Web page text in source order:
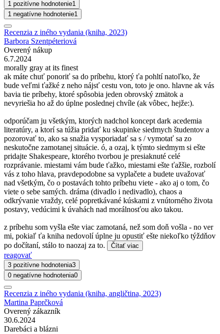
1 pozitívne hodnotenie1
1 negatívne hodnotenie1
Recenzia z iného vydania (kniha, 2023)
Barbora Szentpéteriová
Overený nákup
6.7.2024
morally gray at its finest
ak máte chuť ponoriť sa do príbehu, ktorý ťa pohltí natoľko, že
bude veľmi ťažké z neho nájsť cestu von, toto je ono. hlavne ak vás
bavia tie príbehy, ktoré spôsobia jeden obrovský zmätok a
nevyriešia ho až do úplne poslednej chvíle (ak vôbec, hejže:).
odporúčam ju všetkým, ktorých nadchol koncept dark acedemia
literatúry, a ktorí sa túžia pridať ku skupinke siedmych študentov a
pozorovať to, ako sa snažia vysporiadať sa s / vymotať sa zo
neskutočne zamotanej situácie. ó, a ozaj, k týmto siedmym si ešte
pridajte Shakespeare, ktorého tvorbou je presiaknuté celé
rozprávanie. miestami vám bude ťažko, miestami ešte ťažšie, rozbolí
vás z toho hlava, pravdepodobne sa vyplačete a budete uvažovať
nad všetkým, čo o postavách tohto príbehu viete - ako aj o tom, čo
viete o sebe samých. dráma (divadlo i nedivadlo), chaos a
odkrývanie vraždy, celé popretkávané kúskami z vnútorného života
postavy, vedúcimi k úvahách nad morálnosťou ako takou.
z príbehu som vyšla ešte viac zamotaná, než som doň vošla - no ver
mi, pokiaľ ťa kniha nedovolí úplne ju opustiť ešte niekoľko týždňov
po dočítaní, stálo to naozaj za to.
Čítať viac
reagovať
3 pozitívne hodnotenia3
0 negatívne hodnotenia0
Recenzia z iného vydania (kniha, angličtina, 2023)
Martina Paprčková
Overený zákazník
30.6.2024
Darebáci a blázni